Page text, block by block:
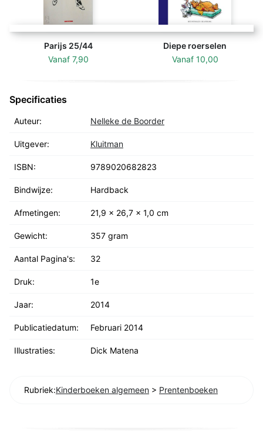
Parijs 25/44
Vanaf 7,90
Diepe roerselen
Vanaf 10,00
Specificaties
Auteur: Nelleke de Boorder
Uitgever: Kluitman
ISBN: 9789020682823
Bindwijze: Hardback
Afmetingen: 21,9 x 26,7 x 1,0 cm
Gewicht: 357 gram
Aantal Pagina's: 32
Druk: 1e
Jaar: 2014
Publicatiedatum: Februari 2014
Illustraties: Dick Matena
Rubriek:Kinderboeken algemeen > Prentenboeken